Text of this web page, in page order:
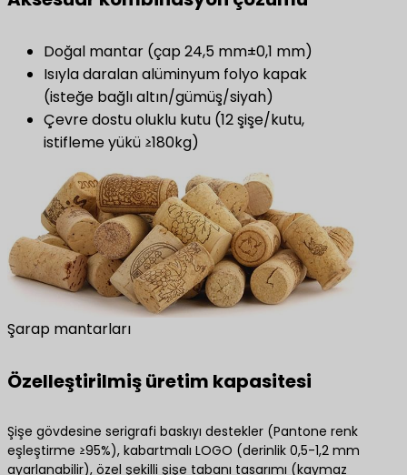
Doğal mantar (çap 24,5 mm±0,1 mm)
Isıyla daralan alüminyum folyo kapak
(isteğe bağlı altın/gümüş/siyah)
Çevre dostu oluklu kutu (12 şişe/kutu,
istifleme yükü ≥180kg)
Şarap mantarları
Özelleştirilmiş üretim kapasitesi
Şişe gövdesine serigrafi baskıyı destekler (Pantone renk
eşleştirme ≥95%), kabartmalı LOGO (derinlik 0,5-1,2 mm
ayarlanabilir), özel şekilli şişe tabanı tasarımı (kaymaz